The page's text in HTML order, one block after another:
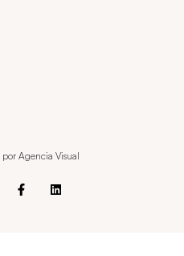
Agencia Visual